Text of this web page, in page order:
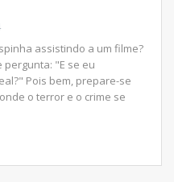
assistindo a um filme?
"E se eu
Pois bem, prepare-se
o terror e o crime se